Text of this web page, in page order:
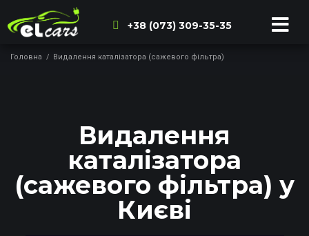
+38 (073) 309-35-35
Головна / Видалення каталізатора (сажевого фільтра)
Видалення
каталізатора
(сажевого фільтра) у
Києві